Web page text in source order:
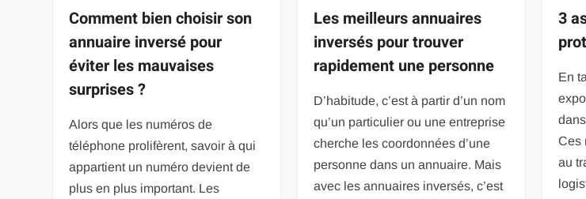
Comment bien choisir son
annuaire inversé pour
éviter les mauvaises
surprises ?
Alors que les numéros de
téléphone prolifèrent, savoir à qui
appartient un numéro devient de
plus en plus important. Les
Les meilleurs annuaires
inversés pour trouver
rapidement une personne
D’habitude, c’est à partir d’un nom
qu’un particulier ou une entreprise
cherche les coordonnées d’une
personne dans un annuaire. Mais
avec les annuaires inversés, c’est
3
En
Ces
au